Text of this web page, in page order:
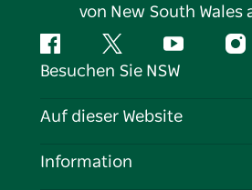
von New South Wales
FacebookTwitter YouTube
Besuchen Sie NSW
Kontaktieren Sie uns
Auf dieser Website
Reiseziele
Information